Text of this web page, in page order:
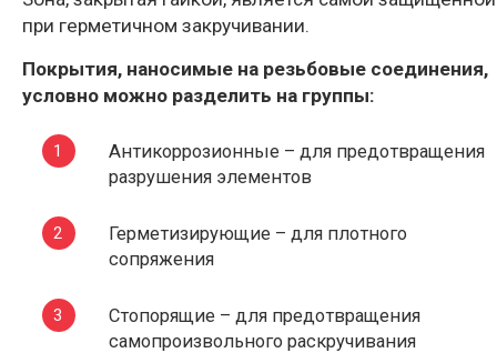
при герметичном закручивании.
Покрытия, наносимые на резьбовые соединения,
условно можно разделить на группы:
Антикоррозионные – для предотвращения
разрушения элементов
Герметизирующие – для плотного
сопряжения
Стопорящие – для предотвращения
самопроизвольного раскручивания